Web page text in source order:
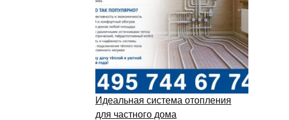
Идеальная система отопления
для частного дома